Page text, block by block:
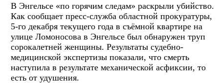
В Энгельсе «по горячим следам» раскрыли убийство.
Как сообщает пресс-служба областной прокуратуры,
5-го декабря текущего года в съёмной квартире на
улице Ломоносова в Энгельсе был обнаружен труп
сорокалетней женщины. Результаты судебно-
медицинской экспертизы показали, что смерть
наступила в результате механической асфиксии, то
есть от удушения.